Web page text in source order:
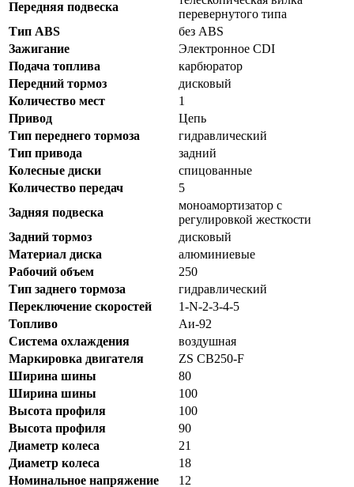
Передняя подвеска
перевернутого типа
Тип ABS
без ABS
Зажигание
Электронное CDI
Подача топлива
карбюратор
Передний тормоз
дисковый
Количество мест
1
Привод
Цепь
Тип переднего тормоза
гидравлический
Тип привода
задний
Колесные диски
спицованные
Количество передач
5
Задняя подвеска
моноамортизатор с
регулировкой жесткости
Задний тормоз
дисковый
Материал диска
алюминиевые
Рабочий объем
250
Тип заднего тормоза
гидравлический
Переключение скоростей
1-N-2-3-4-5
Топливо
Аи-92
Система охлаждения
воздушная
Маркировка двигателя
ZS CB250-F
Ширина шины
80
Ширина шины
100
Высота профиля
100
Высота профиля
90
Диаметр колеса
21
Диаметр колеса
18
Номинальное напряжение
12